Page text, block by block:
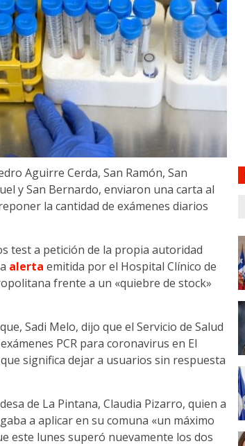
Aguirre Cerda, San Ramón, San
y San Bernardo, enviaron una carta al
la cantidad de exámenes diarios
test a petición de la propia autoridad
alerta emitida por el Hospital Clínico de
frente a un «quiebre de stock»
Sadi Melo, dijo que el Servicio de Salud
PCR para coronavirus en El
significa dejar a usuarios sin respuesta
de La Pintana, Claudia Pizarro, quien a
a aplicar en su comuna «un máximo
este lunes superó nuevamente los dos